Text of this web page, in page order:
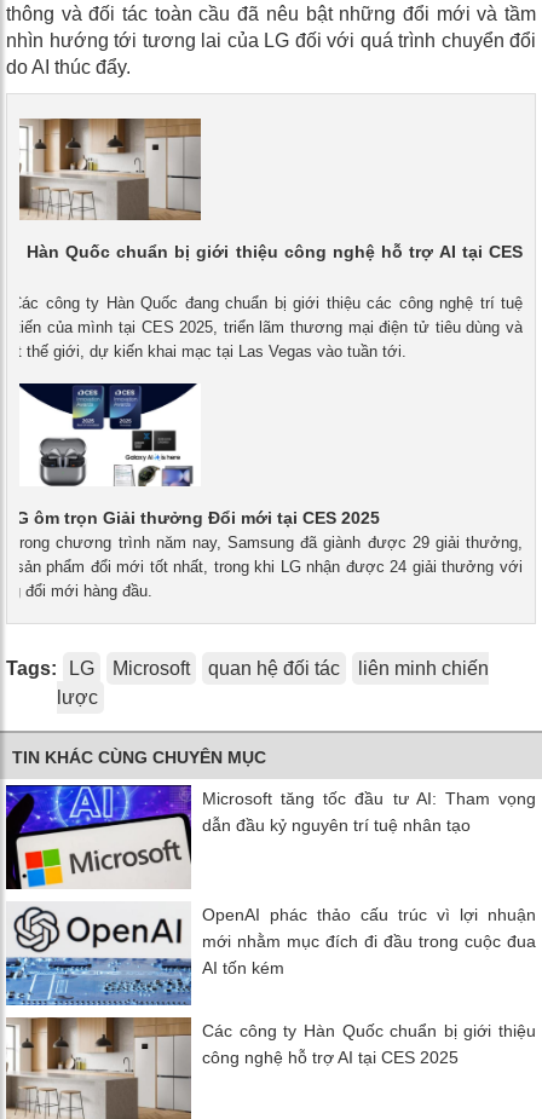
thông và đối tác toàn cầu đã nêu bật những đổi mới và tầm
nhìn hướng tới tương lai của LG đối với quá trình chuyển đổi
do AI thúc đẩy.
ty Hàn Quốc chuẩn bị giới thiệu công nghệ hỗ trợ AI tại CES
Các công ty Hàn Quốc đang chuẩn bị giới thiệu các công nghệ trí tuệ
tiến của mình tại CES 2025, triển lãm thương mại điện tử tiêu dùng và
thế giới, dự kiến ​​khai mạc tại Las Vegas vào tuần tới.
LG ôm trọn Giải thưởng Đổi mới tại CES 2025
Trong chương trình năm nay, Samsung đã giành được 29 giải thưởng,
sản phẩm đổi mới tốt nhất, trong khi LG nhận được 24 giải thưởng với
đổi mới hàng đầu.
Tags: LG Microsoft quan hệ đối tác
liên minh chiến
lược
TIN KHÁC CÙNG CHUYÊN MỤC
Microsoft tăng tốc đầu tư AI: Tham vọng
dẫn đầu kỷ nguyên trí tuệ nhân tạo
OpenAI phác thảo cấu trúc vì lợi nhuận
mới nhằm mục đích đi đầu trong cuộc đua
AI tốn kém
Các công ty Hàn Quốc chuẩn bị giới thiệu
công nghệ hỗ trợ AI tại CES 2025